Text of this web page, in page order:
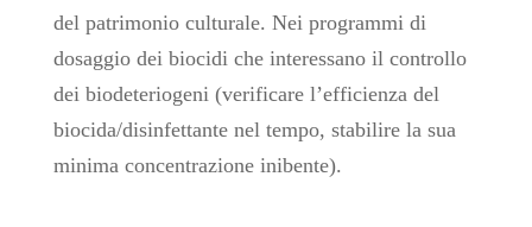
del patrimonio culturale. Nei programmi di
dosaggio dei biocidi che interessano il controllo
dei biodeteriogeni (verificare l’efficienza del
biocida/disinfettante nel tempo, stabilire la sua
minima concentrazione inibente).